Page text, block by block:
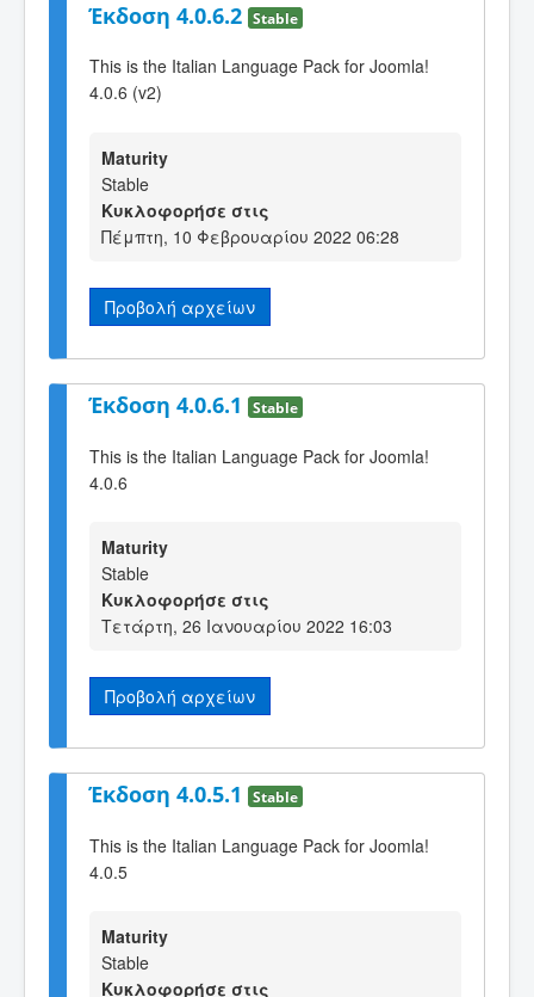
Έκδοση 4.0.6.2 Stable
This is the Italian Language Pack for Joomla!
4.0.6 (v2)
Maturity
Stable
Κυκλοφορήσε στις
Πέμπτη, 10 Φεβρουαρίου 2022 06:28
Προβολή αρχείων
Έκδοση 4.0.6.1 Stable
This is the Italian Language Pack for Joomla!
4.0.6
Maturity
Stable
Κυκλοφορήσε στις
Τετάρτη, 26 Ιανουαρίου 2022 16:03
Προβολή αρχείων
Έκδοση 4.0.5.1 Stable
This is the Italian Language Pack for Joomla!
4.0.5
Maturity
Stable
Κυκλοφορήσε στις